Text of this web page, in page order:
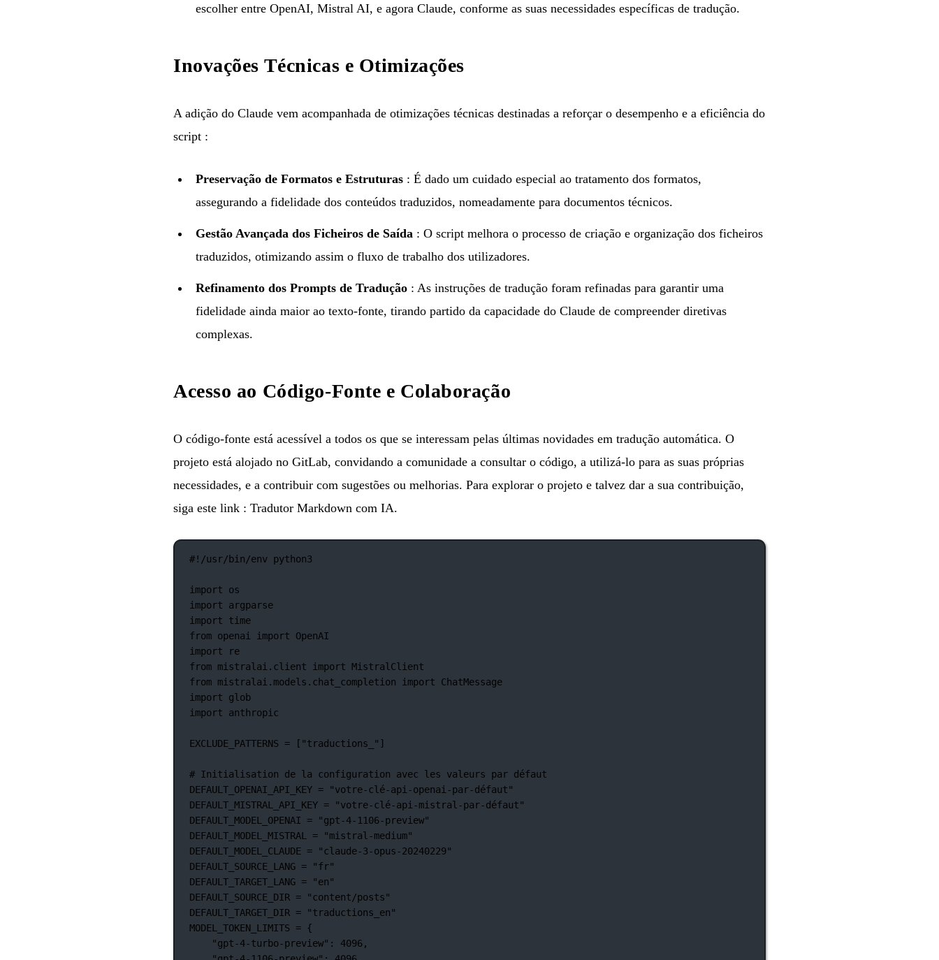
escolher entre OpenAI, Mistral AI, e agora Claude, conforme as suas necessidades específicas de tradução.
Inovações Técnicas e Otimizações
A adição do Claude vem acompanhada de otimizações técnicas destinadas a reforçar o desempenho e a eficiência do
script :
Preservação de Formatos e Estruturas : É dado um cuidado especial ao tratamento dos formatos,
assegurando a fidelidade dos conteúdos traduzidos, nomeadamente para documentos técnicos.
Gestão Avançada dos Ficheiros de Saída : O script melhora o processo de criação e organização dos ficheiros
traduzidos, otimizando assim o fluxo de trabalho dos utilizadores.
Refinamento dos Prompts de Tradução : As instruções de tradução foram refinadas para garantir uma
fidelidade ainda maior ao texto-fonte, tirando partido da capacidade do Claude de compreender diretivas
complexas.
Acesso ao Código-Fonte e Colaboração
O código-fonte está acessível a todos os que se interessam pelas últimas novidades em tradução automática. O
projeto está alojado no GitLab, convidando a comunidade a consultar o código, a utilizá-lo para as suas próprias
necessidades, e a contribuir com sugestões ou melhorias. Para explorar o projeto e talvez dar a sua contribuição,
siga este link : Tradutor Markdown com IA.
#!/usr/bin/env python3
import os
import argparse
import time
from openai import OpenAI
import re
from mistralai.client import MistralClient
from mistralai.models.chat_completion import ChatMessage
import glob
import anthropic
EXCLUDE_PATTERNS = [ "traductions_" ]
# Initialisation de la configuration avec les valeurs par défaut
DEFAULT_OPENAI_API_KEY =
"votre-clé-api-openai-par-défaut"
DEFAULT_MISTRAL_API_KEY =
"votre-clé-api-mistral-par-défaut"
DEFAULT_MODEL_OPENAI =
"gpt-4-1106-preview"
DEFAULT_MODEL_MISTRAL =
"mistral-medium"
DEFAULT_MODEL_CLAUDE =
"claude-3-opus-20240229"
DEFAULT_SOURCE_LANG =
"fr"
DEFAULT_TARGET_LANG =
"en"
DEFAULT_SOURCE_DIR =
"content/posts"
DEFAULT_TARGET_DIR =
"traductions_en"
MODEL_TOKEN_LIMITS = {
"gpt-4-turbo-preview" : 4096,